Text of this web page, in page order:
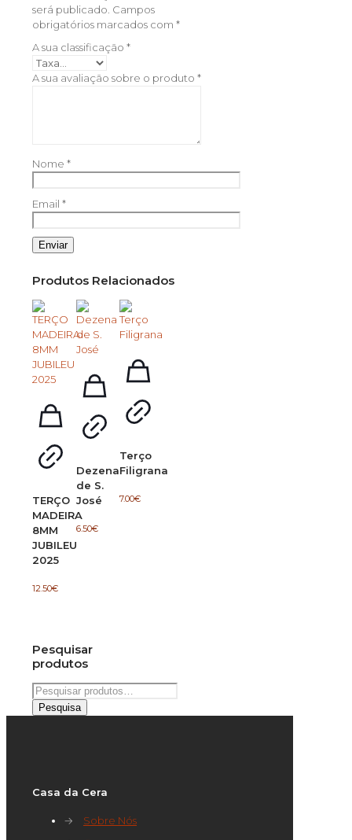
será publicado. Campos
obrigatórios marcados com *
A sua classificação *
A sua avaliação sobre o produto *
Nome *
Email *
Produtos Relacionados
TERÇO
MADEIRA
8MM
JUBILEU
2025
12.50€
Dezena
de S.
José
6.50€
Terço
Filigrana
7.00€
Pesquisar
produtos
Pesquisar
por:
Pesquisa
Casa da Cera
→
Sobre Nós